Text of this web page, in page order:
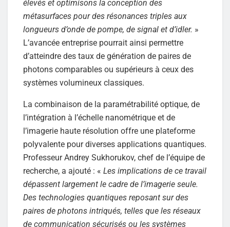
élevés et optimisons la conception des
métasurfaces pour des résonances triples aux
longueurs d’onde de pompe, de signal et d’idler. »
L’avancée entreprise pourrait ainsi permettre
d’atteindre des taux de génération de paires de
photons comparables ou supérieurs à ceux des
systèmes volumineux classiques.
La combinaison de la paramétrabilité optique, de
l’intégration à l’échelle nanométrique et de
l’imagerie haute résolution offre une plateforme
polyvalente pour diverses applications quantiques.
Professeur Andrey Sukhorukov, chef de l’équipe de
recherche, a ajouté : « Les implications de ce travail
dépassent largement le cadre de l’imagerie seule.
Des technologies quantiques reposant sur des
paires de photons intriqués, telles que les réseaux
de communication sécurisés ou les systèmes